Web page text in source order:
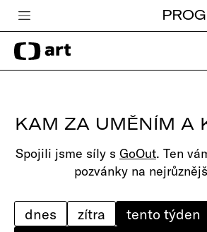
Česká televize
Zpravodajství
iVysílání
TV program
edu
KAM ZA UMĚNÍM A
Spojili jsme síly s GoOut. Ten
pozvánky na
dnes zítra tento týden